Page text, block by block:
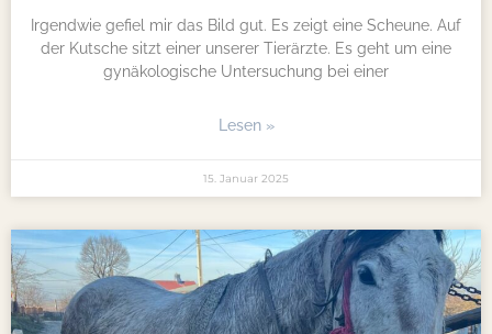
Irgendwie gefiel mir das Bild gut. Es zeigt eine Scheune. Auf
der Kutsche sitzt einer unserer Tierärzte. Es geht um eine
gynäkologische Untersuchung bei einer
Lesen »
15. Januar 2025